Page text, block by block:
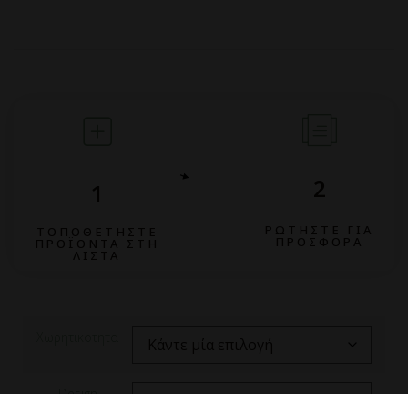
1
ΤΟΠΟΘΕΤΗΣΤΕ
ΠΡΟΪΟΝΤΑ ΣΤΗ
ΛΙΣΤΑ
2
ΡΩΤΗΣΤΕ ΓΙΑ
ΠΡΟΣΦΟΡΑ